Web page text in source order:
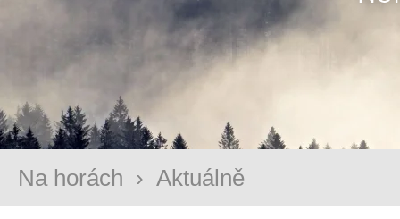
Na horách › Aktuálně